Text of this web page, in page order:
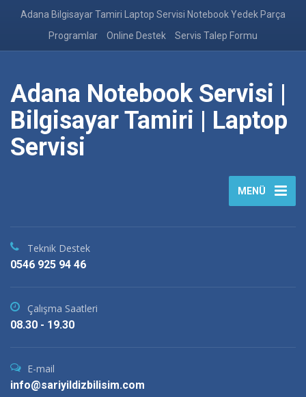
Adana Bilgisayar Tamiri Laptop Servisi Notebook Yedek Parça
Programlar
Online Destek Servis Talep Formu
Adana Notebook Servisi |
Bilgisayar Tamiri | Laptop
Servisi
MENÜ
Teknik Destek
0546 925 94 46
Çalışma Saatleri
08.30 - 19.30
E-mail
info@sariyildizbilisim.com